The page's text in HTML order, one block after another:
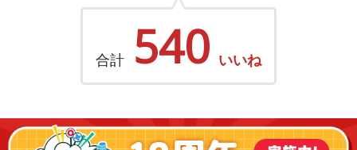
合計 540 いいね